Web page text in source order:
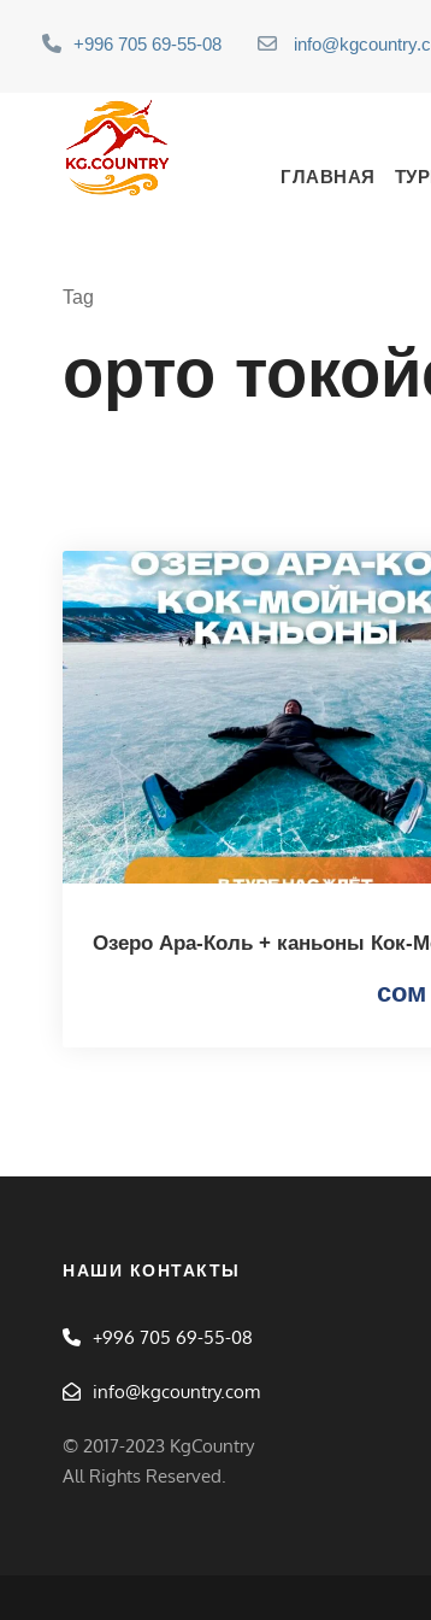
+996 705 69-55-08
ГЛАВНАЯ
Tag
орто
Озеро Ара-Коль + каньоны Кок-
сом
НАШИ КОНТАКТЫ
+996 705 69-55-08
info@kgcountry.com
© 2017-2023 KgCountry
All Rights Reserved.